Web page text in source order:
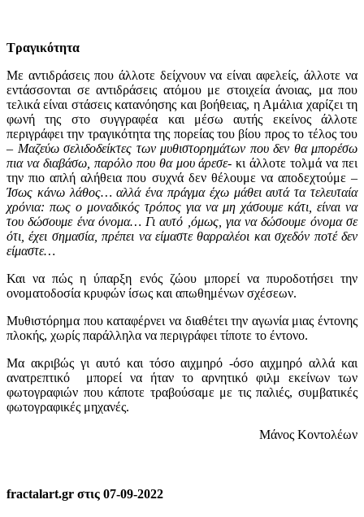
Τραγικότητα
Με αντιδράσεις που άλλοτε δείχνουν να είναι αφελείς, άλλοτε να
εντάσσονται σε αντιδράσεις ατόμου με στοιχεία άνοιας, μα που
τελικά είναι στάσεις κατανόησης και βοήθειας, η Αμάλια χαρίζει τη
φωνή της στο συγγραφέα και μέσω αυτής εκείνος άλλοτε
περιγράφει την τραγικότητα της πορείας του βίου προς το τέλος του
– Μαζεύω σελιδοδείκτες των μυθιστορημάτων που δεν θα μπορέσω
πια να διαβάσω, παρόλο που θα μου άρεσε- κι άλλοτε τολμά να πει
την πιο απλή αλήθεια που συχνά δεν θέλουμε να αποδεχτούμε –
Ίσως κάνω λάθος… αλλά ένα πράγμα έχω μάθει αυτά τα τελευταία
χρόνια: πως ο μοναδικός τρόπος για να μη χάσουμε κάτι, είναι να
του δώσουμε ένα όνομα… Γι αυτό ,όμως, για να δώσουμε όνομα σε
ότι, έχει σημασία, πρέπει να είμαστε θαρραλέοι και σχεδόν ποτέ δεν
είμαστε…
Και να πώς η ύπαρξη ενός ζώου μπορεί να πυροδοτήσει την
ονοματοδοσία κρυφών ίσως και απωθημένων σχέσεων.
Μυθιστόρημα που καταφέρνει να διαθέτει την αγωνία μιας έντονης
πλοκής, χωρίς παράλληλα να περιγράφει τίποτε το έντονο.
Μα ακριβώς γι αυτό και τόσο αιχμηρό -όσο αιχμηρό αλλά και
ανατρεπτικό μπορεί να ήταν το αρνητικό φιλμ εκείνων των
φωτογραφιών που κάποτε τραβούσαμε με τις παλιές, συμβατικές
φωτογραφικές μηχανές.
Μάνος Κοντολέων
fractalart.gr στις 07-09-2022